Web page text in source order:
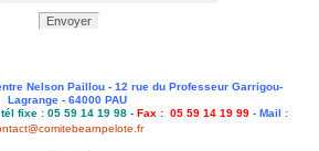
Envoyer
Nelson Paillou - 12 rue du Professeur Garrigou-
Lagrange - 64000 PAU
tél fixe : 05 59 14 19 98 - Fax : 05 59 14 19 99 - Mail :